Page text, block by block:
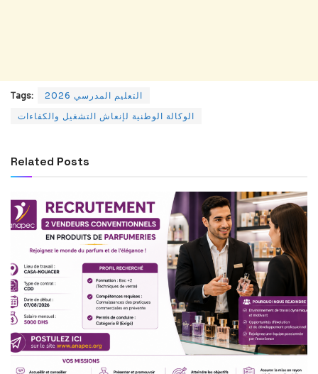
Tags:
التعليم المدرسي 2026
الوكالة الوطنية لإنعاش التشغيل والكفاءات
Related Posts